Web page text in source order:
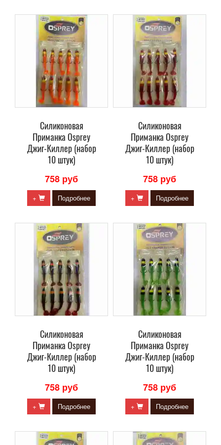
Силиконовая
Приманка Osprey
Джиг-Киллер (набор
10 штук)
758 руб
+ Подробнее
Силиконовая
Приманка Osprey
Джиг-Киллер (набор
10 штук)
758 руб
+ Подробнее
Силиконовая
Приманка Osprey
Джиг-Киллер (набор
10 штук)
758 руб
+ Подробнее
Силиконовая
Приманка Osprey
Джиг-Киллер (набор
10 штук)
758 руб
+ Подробнее